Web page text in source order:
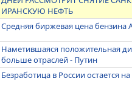
ИРАНСКУЮ НЕФТЬ
Средняя биржевая цена бензина
Наметившаяся положительная
больше отраслей - Путин
Безработица в России остается